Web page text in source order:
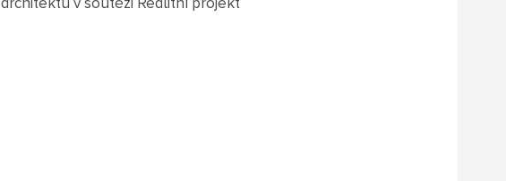
v soutěži Realitní projekt